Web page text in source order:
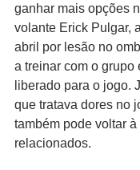
ganhar mais opções
volante Erick Pulgar,
abril por lesão no
a treinar com o grupo
liberado para o jogo.
que tratava dores no
também pode voltar
relacionados.